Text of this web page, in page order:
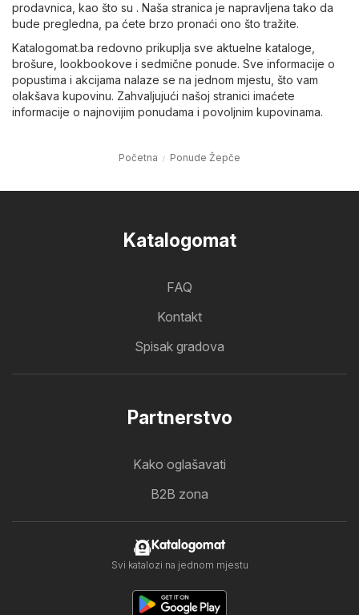
prodavnica, kao što su . Naša stranica je napravljena tako da
bude pregledna, pa ćete brzo pronaći ono što tražite.
Katalogomat.ba redovno prikuplja sve aktuelne kataloge,
brošure, lookbookove i sedmične ponude. Sve informacije o
popustima i akcijama nalaze se na jednom mjestu, što vam
olakšava kupovinu. Zahvaljujući našoj stranici imaćete
informacije o najnovijim ponudama i povoljnim kupovinama.
Početna Ponude Žepče
Katalogomat
FAQ
Kontakt
Spisak gradova
Partnerstvo
Kako oglašavati
B2B zona
Katalogomat
Svi katalozi na jednom mjestu